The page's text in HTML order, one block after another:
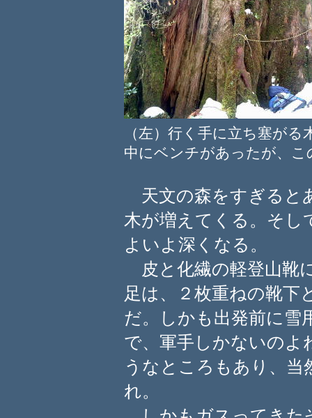
（左）行く手に立ち塞
中にベンチがあったが、こ
天文の森をすぎると
木が増えてくる。そし
よいよ深くなる。
皮と化繊の軽登山靴
足は、２枚重ねの靴下
だ。しかも出発前に雪
で、軍手しかないのよ
うなところもあり、
れ。